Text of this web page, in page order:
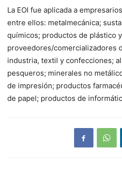
La EOI fue aplicada a
entre ellos: metalmecánica;
químicos; productos de plástico
proveedores/comercializadores
industria, textil y confecciones;
pesqueros; minerales no
de impresión; productos
de papel; productos de